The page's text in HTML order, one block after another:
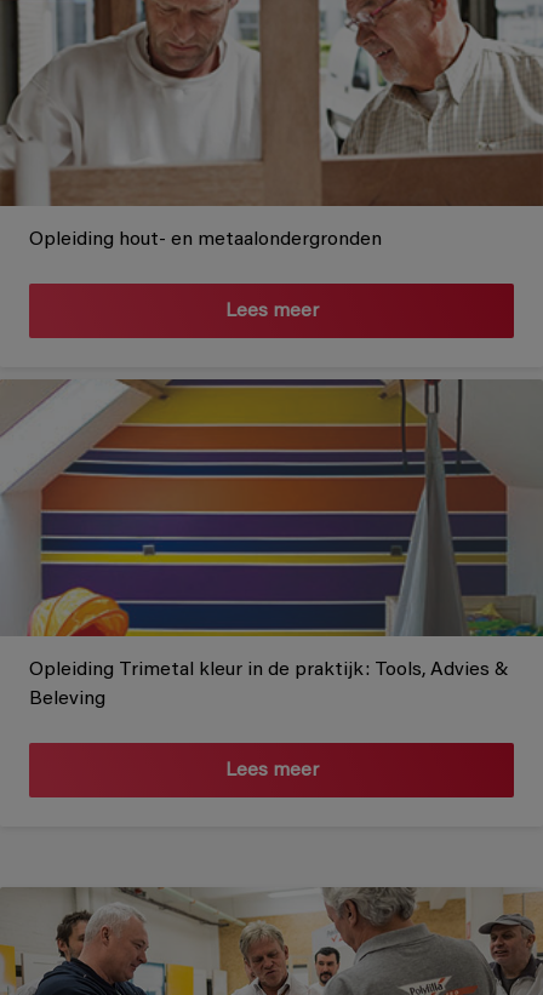
Opleiding hout- en metaalondergronden
Lees meer
Opleiding Trimetal kleur in de praktijk: Tools, Advies &
Beleving
Lees meer